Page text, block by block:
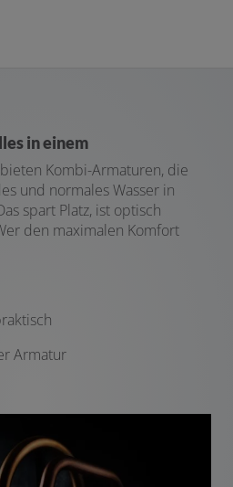
in einem
Kombi-Armaturen, die
und normales Wasser in
spart Platz, ist optisch
den maximalen Komfort
Armatur